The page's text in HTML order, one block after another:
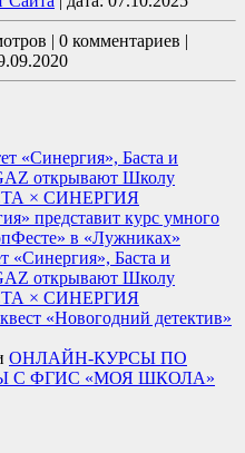
| 0 комментариев |
«Синергия», Баста и
открывают Школу
× СИНЕРГИЯ
представит курс умного
в «Лужниках»
«Синергия», Баста и
открывают Школу
× СИНЕРГИЯ
«Новогодний детектив»
ОНЛАЙН-КУРСЫ ПО
С ФГИС «МОЯ ШКОЛА»